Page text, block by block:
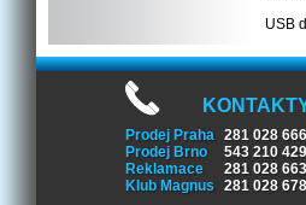
USB
Prodej Praha 281 028 666
Prodej Brno
543 210 429
Reklamace
281 028 663
Klub Magnus
281 028 678